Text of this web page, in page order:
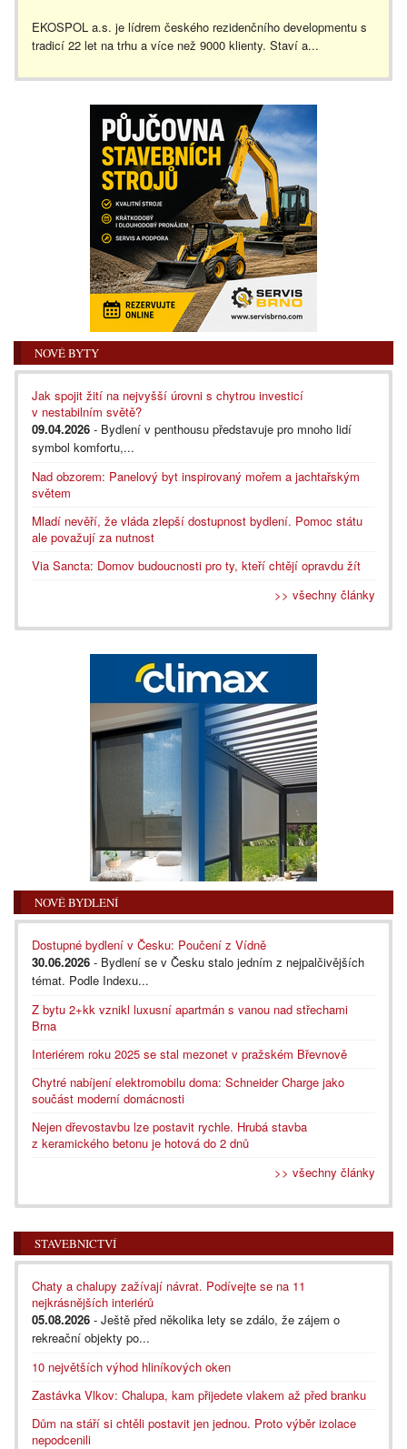
EKOSPOL a.s. je lídrem českého rezidenčního developmentu s
tradicí 22 let na trhu a více než 9000 klienty. Staví a...
NOVÉ BYTY
Jak spojit žití na nejvyšší úrovni s chytrou investicí
v nestabilním světě?
09.04.2026 - Bydlení v penthousu představuje pro mnoho lidí
symbol komfortu,...
Nad obzorem: Panelový byt inspirovaný mořem a jachtařským
světem
Mladí nevěří, že vláda zlepší dostupnost bydlení. Pomoc státu
ale považují za nutnost
Via Sancta: Domov budoucnosti pro ty, kteří chtějí opravdu žít
>> všechny články
NOVÉ BYDLENÍ
Dostupné bydlení v Česku: Poučení z Vídně
30.06.2026 - Bydlení se v Česku stalo jedním z nejpalčivějších
témat. Podle Indexu...
Z bytu 2+kk vznikl luxusní apartmán s vanou nad střechami
Brna
Interiérem roku 2025 se stal mezonet v pražském Břevnově
Chytré nabíjení elektromobilu doma: Schneider Charge jako
součást moderní domácnosti
Nejen dřevostavbu lze postavit rychle. Hrubá stavba
z keramického betonu je hotová do 2 dnů
>> všechny články
STAVEBNICTVÍ
Chaty a chalupy zažívají návrat. Podívejte se na 11
nejkrásnějších interiérů
05.08.2026 - Ještě před několika lety se zdálo, že zájem o
rekreační objekty po...
10 největších výhod hliníkových oken
Zastávka Vlkov: Chalupa, kam přijedete vlakem až před branku
Dům na stáří si chtěli postavit jen jednou. Proto výběr izolace
nepodcenili